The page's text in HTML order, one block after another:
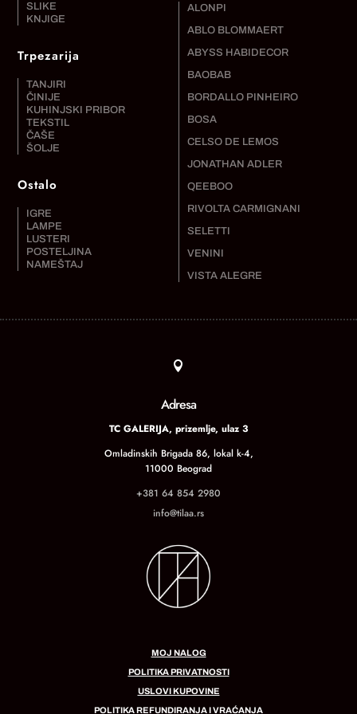
SLIKE
KNJIGE
Trpezarija
TANJIRI
ČINIJE
KUHINJSKI PRIBOR
TEKSTIL
ČAŠE
ŠOLJE
Ostalo
IGRE
LAMPE
LUSTERI
POSTELJINA
NAMEŠTAJ
ALONPI
ABLO BLOMMAERT
ABYSS HABIDECOR
BAOBAB
BORDALLO PINHEIRO
BOSA
CELSO DE LEMOS
JONATHAN ADLER
QEEBOO
RIVOLTA CARMIGNANI
SELETTI
VENINI
VISTA ALEGRE

Adresa
TC GALERIJA, prizemlje, ulaz 3
Omladinskih Brigada 86, lokal k-4,
11000 Beograd
+381 64 854 2980
info@tilaa.rs
MOJ NALOG
POLITIKA PRIVATNOSTI
USLOVI KUPOVINE
POLITIKA REFUNDIRANJA I VRAĆANJA